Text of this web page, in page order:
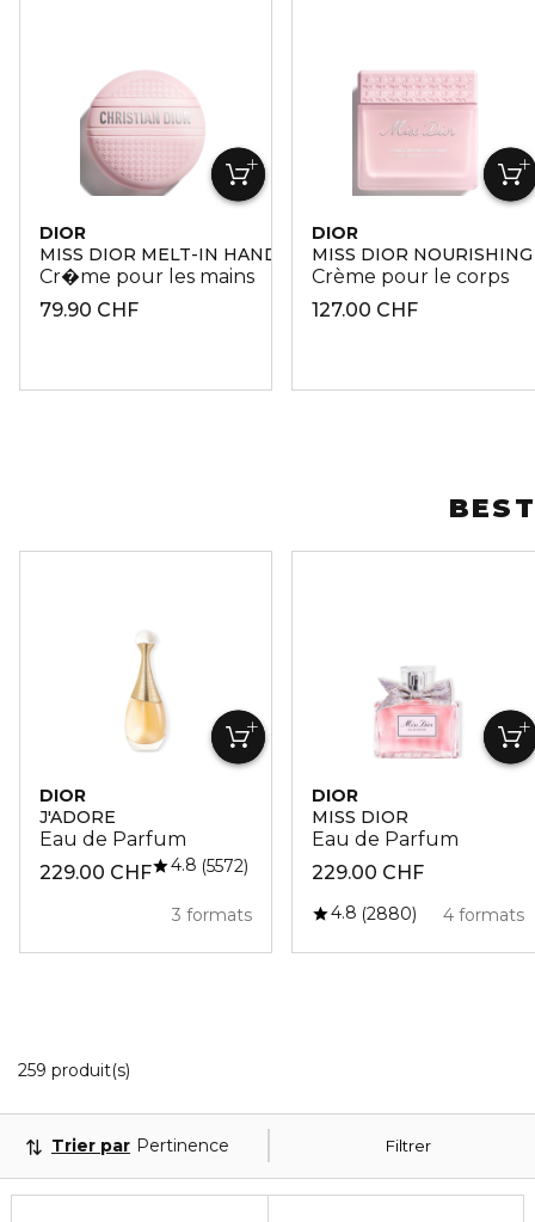
DIOR
MISS DIOR MELT-IN HAND CREAM
Cr�me pour les mains
79.90 CHF
DIOR
MISS DIOR
Crème pour le corps
127.00 CHF
DIOR
J'ADORE
Eau de Parfum
229.00 CHF
3 formats
4.8 5572
DIOR
MISS DIOR
Eau de Parfum
229.00 CHF
4 formats
4.8 2880
259 produit(s)
Filtrer
Trier par Pertinence